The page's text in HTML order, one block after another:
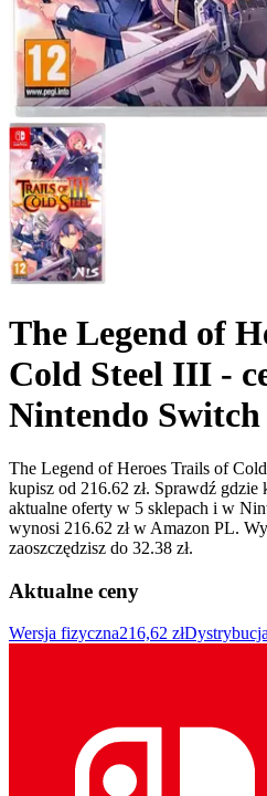
The Legend of
Cold Steel III -
Nintendo Switch
The Legend of Heroes Trails of
kupisz od 216.62 zł. Sprawdź
aktualne oferty w 5 sklepach i w
wynosi 216.62 zł w Amazon PL.
zaoszczędzisz do 32.38 zł.
Aktualne ceny
Wersja fizyczna216,62 zł